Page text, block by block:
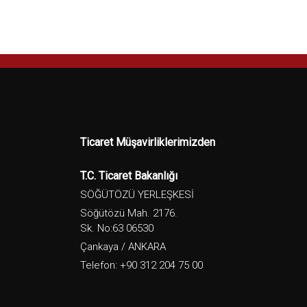
Ticaret Müşavirliklerimizden
T.C. Ticaret Bakanlığı
SÖĞÜTÖZÜ YERLEŞKESİ
Söğütözü Mah. 2176.
Sk. No:63 06530
Çankaya / ANKARA
Telefon: +90 312 204 75 00